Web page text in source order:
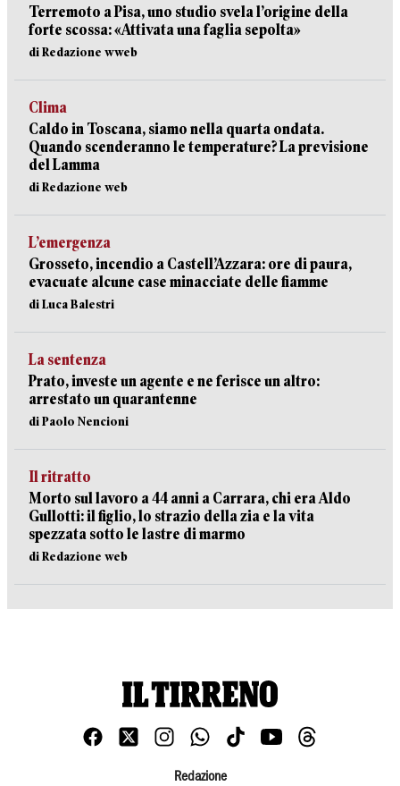
Terremoto a Pisa, uno studio svela l’origine della
forte scossa: «Attivata una faglia sepolta»
di Redazione wweb
Clima
Caldo in Toscana, siamo nella quarta ondata.
Quando scenderanno le temperature? La previsione
del Lamma
di Redazione web
L’emergenza
Grosseto, incendio a Castell’Azzara: ore di paura,
evacuate alcune case minacciate delle fiamme
di Luca Balestri
La sentenza
Prato, investe un agente e ne ferisce un altro:
arrestato un quarantenne
di Paolo Nencioni
Il ritratto
Morto sul lavoro a 44 anni a Carrara, chi era Aldo
Gullotti: il figlio, lo strazio della zia e la vita
spezzata sotto le lastre di marmo
di Redazione web
Redazione